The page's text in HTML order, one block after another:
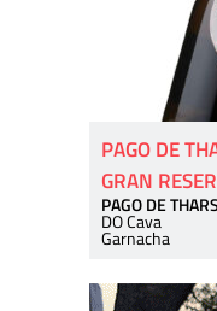
PAGO DE
GRAN
PAGO DE
DO Cava
Garnacha